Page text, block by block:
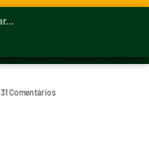
31 Comentários